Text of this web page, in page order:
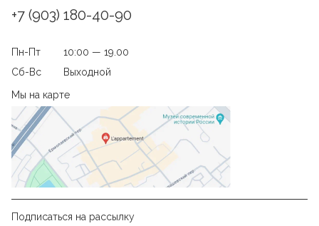
+7 (903) 180-40-90
Пн-Пт
10:00 — 19.00
Сб-Вс
Выходной
Мы на карте
Подписаться на рассылку